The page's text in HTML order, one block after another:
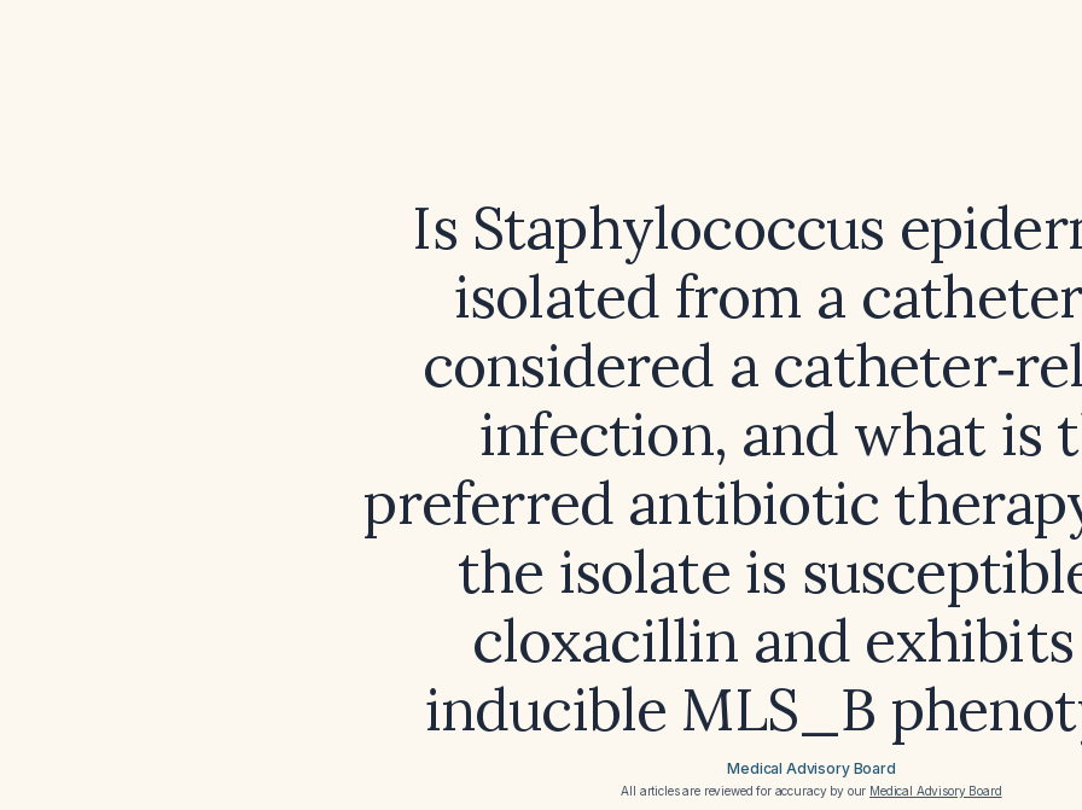
Is Staphylococcus
isolated from a
considered a
infection, and what is
preferred antibiotic
the isolate is
cloxacillin and
inducible MLS_B
Medical Advisory Board
All articles are reviewed for accuracy by our Medical Advisory Board